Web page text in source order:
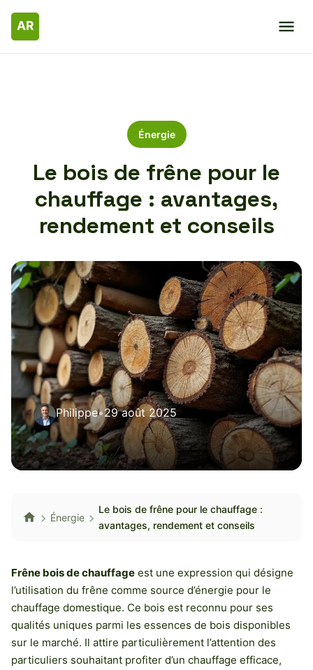
Énergie
Le bois de frêne pour le
chauffage : avantages,
rendement et conseils
Philippe•29 août 2025
Énergie
Le bois de frêne pour le chauffage :
avantages, rendement et conseils
Frêne bois de chauffage est une expression qui désigne
l’utilisation du frêne comme source d’énergie pour le
chauffage domestique. Ce bois est reconnu pour ses
qualités uniques parmi les essences de bois disponibles
sur le marché. Il attire particulièrement l’attention des
particuliers souhaitant profiter d’un chauffage efficace,